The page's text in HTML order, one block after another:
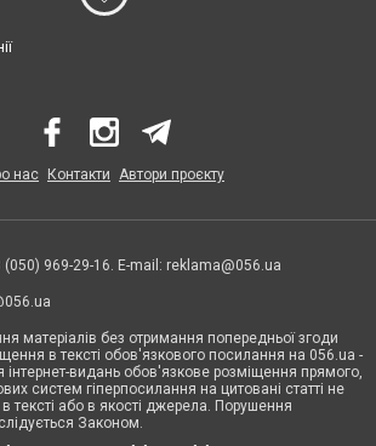
нас Контакти Автори проєкту
969-29-16. E-mail: reklama@056.ua
матеріалів без отримання попередньої згоди
в тексті обов'язкового посилання на 056.ua -
інтернет-видань обов'язкове розміщення прямого,
систем гіперпосилання на цитовані статті не
тексті або в якості джерела. Порушення
Законом.